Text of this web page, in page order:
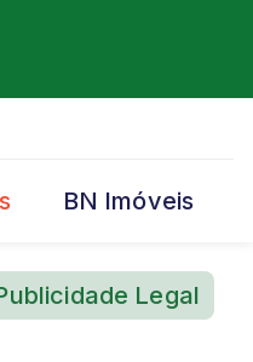
BN Imóveis
Legal